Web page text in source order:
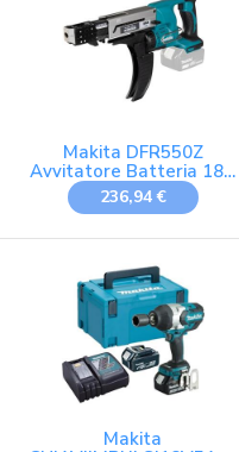
Makita DFR550Z
Avvitatore Batteria 18V
li 4.000rpm Solo Corpo
236,94 €
Makita